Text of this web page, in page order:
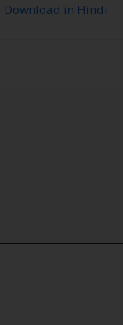
Download in Hindi